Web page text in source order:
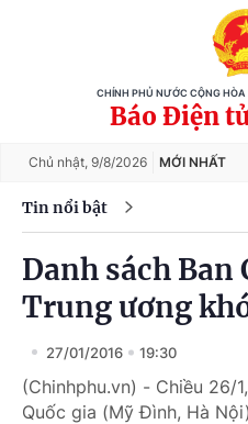
CHÍNH PHỦ NƯỚC CỘNG
Báo Điện
Chủ nhật, 9/8/2026 MỚI NHẤT
Tin nổi bật
Danh sách Ban
Trung ương
27/01/2016 19:30
(Chinhphu.vn) - Chiều 26/
Quốc gia (Mỹ Đình, Hà